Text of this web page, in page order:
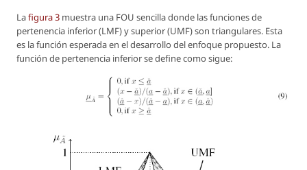
Lafigura 3 muestra una FOU sencilla donde las funciones de
pertenencia inferior (LMF) y superior (UMF) son triangulares. Esta
es la función esperada en el desarrollo del enfoque propuesto. La
función de pertenencia inferior se define como sigue: